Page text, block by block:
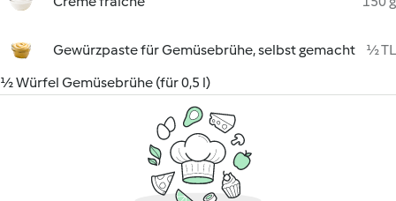
Gewürzpaste für Gemüsebrühe, selbst gemacht
½ TL
½ Würfel Gemüsebrühe (für 0,5 l)